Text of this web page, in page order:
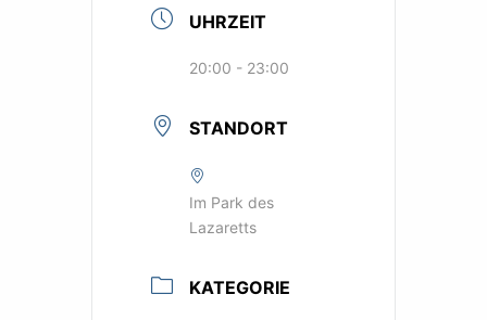
UHRZEIT
20:00 - 23:00
STANDORT
Im Park des
Lazaretts
KATEGORIE